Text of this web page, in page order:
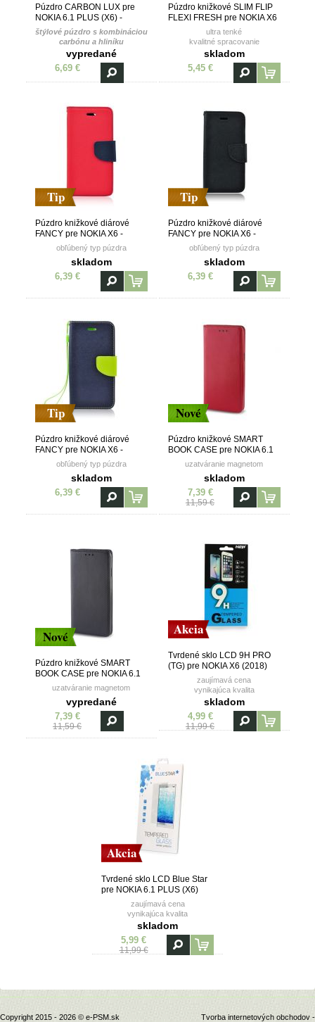
Púzdro CARBON LUX pre
NOKIA 6.1 PLUS (X6) -
čierne
štýlové púzdro s kombináciou
carbónu a hliníku
vypredané
6,69 €
Púzdro knižkové SLIM FLIP
FLEXI FRESH pre NOKIA X6
ultra tenké
kvalitné spracovanie
vanička z TPU (termoplastický
polyuretán)
skladom
5,45 €
Tip
Púzdro knižkové diárové
FANCY pre NOKIA X6 -
červeno modré
obľúbený typ púzdra
skladom
6,39 €
Tip
Púzdro knižkové diárové
FANCY pre NOKIA X6 -
čierneobľúbený typ púzdra
skladom
6,39 €
Tip
Púzdro knižkové diárové
FANCY pre NOKIA X6 -
modro žltéobľúbený typ púzdra
skladom
6,39 €
Nové
Púzdro knižkové SMART
BOOK CASE pre NOKIA 6.1
PLUS (X6 2018) - červené
uzatváranie magnetom
skladom
7,39 €
11,59 €
Nové
Púzdro knižkové SMART
BOOK CASE pre NOKIA 6.1
PLUS (X6 2018) - čierne
uzatváranie magnetom
vypredané
7,39 €
11,59 €
Akcia
Tvrdené sklo LCD 9H PRO
(TG) pre NOKIA X6 (2018)
zaujímavá cena
vynikajúca kvalita
skladom
4,99 €
11,99 €
Akcia
Tvrdené sklo LCD Blue Star
pre NOKIA 6.1 PLUS (X6)
zaujímavá cena
vynikajúca kvalita
skladom
5,99 €
11,99 €
Copyright 2015 - 2026 © e-PSM.sk Tvorba internetových obchodov -